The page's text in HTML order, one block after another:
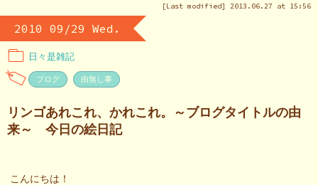
[Last modified] 2013.06.27 at 15:56
2010 09/29 Wed.
日々是雑記
ブログ 由無し事
リンゴあれこれ、かれこれ。～ブログタイトルの由
来～ 今日の絵日記
こんにちは！